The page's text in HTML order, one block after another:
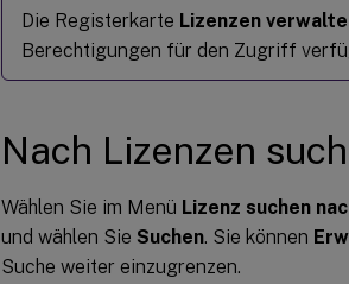
Die Registerkarte Lizenzen
Berechtigungen für den Zugriff
Nach Lizenzen
Wählen Sie im Menü Lizenz suchen
und wählen Sie Suchen. Sie können
Suche weiter einzugrenzen.